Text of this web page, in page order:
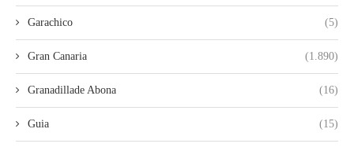
Garachico (5)
Gran Canaria (1.890)
Granadillade Abona (16)
Guia (15)